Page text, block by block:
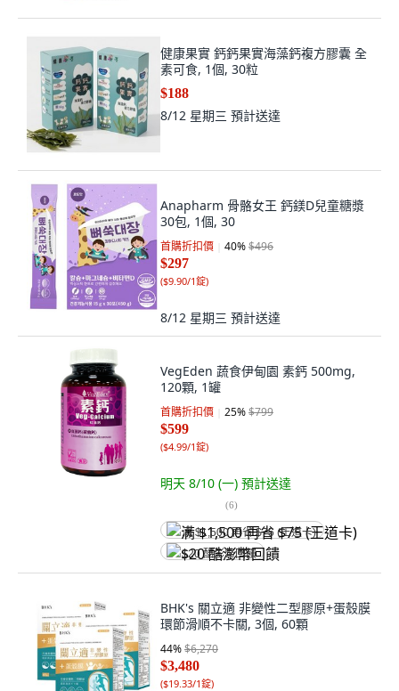
健康果實 鈣鈣果實海藻鈣複方膠囊 全
素可食, 1個, 30粒
$188
8/12 星期三 預計送達
Anapharm 骨骼女王 鈣鎂D兒童糖漿
30包, 1個, 30
首購折扣價 40%$496
$297
($9.90/1錠)
8/12 星期三 預計送達
VegEden 蔬食伊甸園 素鈣 500mg,
120顆, 1罐
首購折扣價 25%$799
$599
($4.99/1錠)
明天 8/10 (一) 預計送達
(6)
满 $1,500 再省 $75 (王道卡)
$20 酷澎幣回饋
BHK's 關立適 非變性二型膠原+蛋殼膜
環節滑順不卡關, 3個, 60顆
44%$6,270
$3,480
($19.33/1錠)